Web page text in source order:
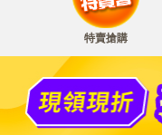
特賣搶購